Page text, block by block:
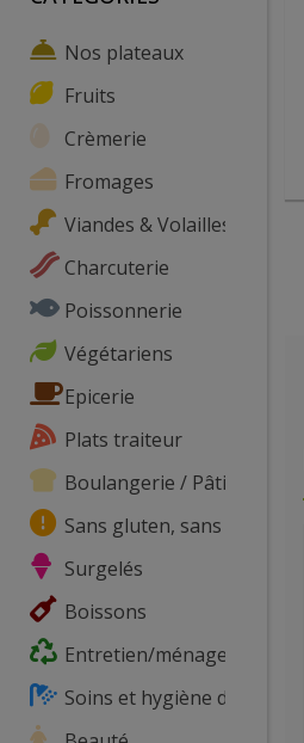
Nos plateaux
Fruits
Crèmerie
Fromages
Viandes & Volailles
Charcuterie
Poissonnerie
Végétariens
Epicerie
Plats traiteur
Boulangerie / Pâtisserie
Sans gluten, sans lactose, ...
Surgelés
Boissons
Entretien/ménage
Soins et hygiène du corps